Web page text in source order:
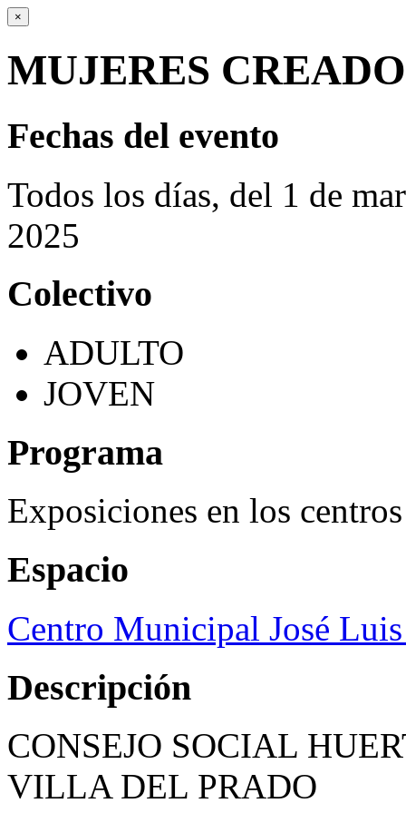
×
MUJERES
Fechas del evento
Todos los días, del 1 de
2025
Colectivo
ADULTO
JOVEN
Programa
Exposiciones en los
Espacio
Centro Municipal José
Descripción
CONSEJO SOCIAL
VILLA DEL PRADO